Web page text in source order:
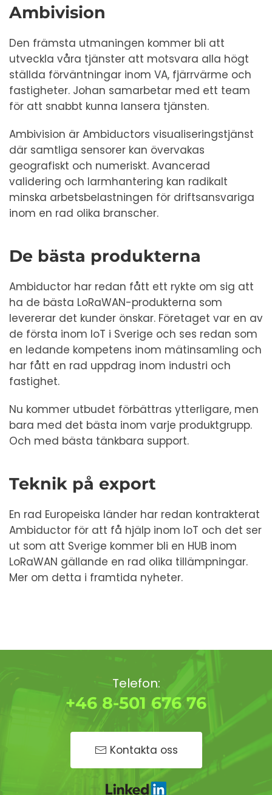
Ambivision
Den främsta utmaningen kommer bli att
utveckla våra tjänster att motsvara alla högt
ställda förväntningar inom VA, fjärrvärme och
fastigheter. Johan samarbetar med ett team
för att snabbt kunna lansera tjänsten.
Ambivision är Ambiductors visualiseringstjänst
där samtliga sensorer kan övervakas
geografiskt och numeriskt. Avancerad
validering och larmhantering kan radikalt
minska arbetsbelastningen för driftsansvariga
inom en rad olika branscher.
De bästa produkterna
Ambiductor har redan fått ett rykte om sig att
ha de bästa LoRaWAN-produkterna som
levererar det kunder önskar. Företaget var en av
de första inom IoT i Sverige och ses redan som
en ledande kompetens inom mätinsamling och
har fått en rad uppdrag inom industri och
fastighet.
Nu kommer utbudet förbättras ytterligare, men
bara med det bästa inom varje produktgrupp.
Och med bästa tänkbara support.
Teknik på export
En rad Europeiska länder har redan kontrakterat
Ambiductor för att få hjälp inom IoT och det ser
ut som att Sverige kommer bli en HUB inom
LoRaWAN gällande en rad olika tillämpningar.
Mer om detta i framtida nyheter.
Telefon:
+46 8-501 676 76
Kontakta oss